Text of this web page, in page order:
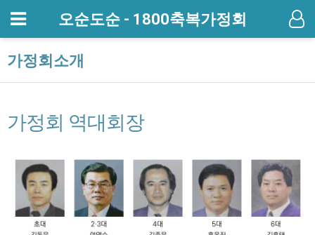
메뉴 오순도순 - 1800축복가정회
가정회소개
가정회 역대회장